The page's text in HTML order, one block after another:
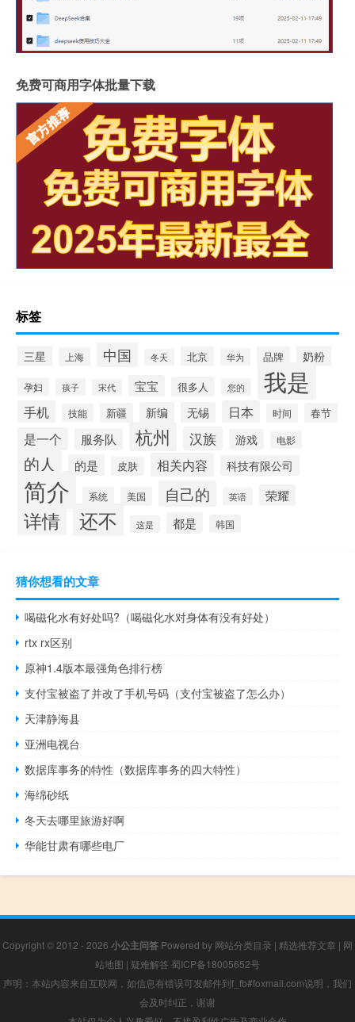
免费可商用字体批量下载
标签
三星 上海 中国 冬天 北京 华为 品牌 奶粉
孕妇 孩子 宋代 宝宝 很多人 您的 我是
手机 技能 新疆 新编 无锡 日本 时间 春节
是一个 服务队 杭州 汉族 游戏 电影
的人 的是 皮肤 相关内容 科技有限公司
简介 系统 美国 自己的 英语 荣耀
详情 还不 这是 都是 韩国
猜你想看的文章
喝磁化水有好处吗?（喝磁化水对身体有没有好处）
rtx rx区别
原神1.4版本最强角色排行榜
支付宝被盗了并改了手机号码（支付宝被盗了怎么办）
天津静海县
亚洲电视台
数据库事务的特性（数据库事务的四大特性）
海绵砂纸
冬天去哪里旅游好啊
华能甘肃有哪些电厂
Copyright © 2012 - 2026 小公主问答 Powered by 网站分类目录 | 精选推荐文章 | 网
站地图 | 疑难解答 蜀ICP备18005652号
声明：本站内容来自互联网，如信息有错误可发邮件到f_fb#foxmail.com说明，我们
会及时纠正，谢谢